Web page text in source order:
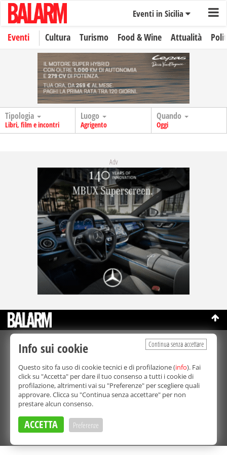
Eventi in Sicilia
Eventi Cultura Turismo Food & Wine Attualità
Tipologia
Libri, film e incontri
Luogo
Agrigento
Quando
Oggi
Adv
©Copyright 2003-2026
Bmedia Srl
La riproduzione totale o parziale di tutti i contenuti, in qualunque
forma, su qualsiasi supporto è proibita.
Balarm.it è una testata giornalistica registrata. Autorizzazione del
Tribunale di Palermo n° 32 del 21/10/2003
Direttore responsabile:Fabio Ricotta
Privacy e Cookie Policy
Continua senza accettare
Info sui cookie
Questo sito fa uso di cookie tecnici e di profilazione (info). Fai
click su "Accetta" per dare il tuo consenso a tutti i cookie di
profilazione, altrimenti vai su "Preferenze" per scegliere quali
approvare. Clicca su "Continua senza accettare" per non
prestare alcun consenso.
ACCETTA Preferenze